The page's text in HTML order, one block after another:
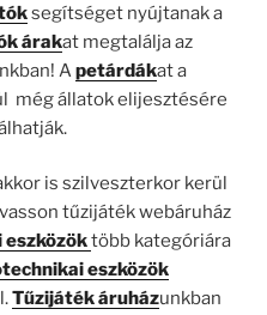
segítséget nyújtanak a
árakat megtalálja az
Apetárdákat a
még állatok elijesztésére
is szilveszterkor kerül
tűzijáték webáruház
több kategóriára
eszközök
Tűzijáték áruházunkban